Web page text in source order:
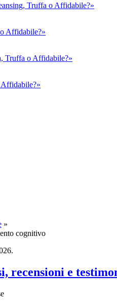
Truffa o Affidabile?»
Affidabile?»
Truffa o Affidabile?»
»
cognitivo
recensioni e